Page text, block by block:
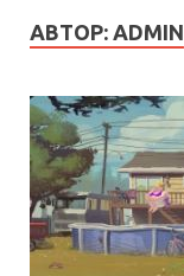
АВТОР: ADMIN